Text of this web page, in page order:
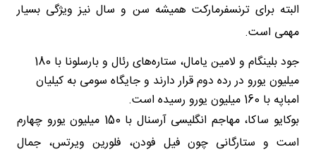
البته برای ترنسفرمارکت همیشه سن و سال نیز ویژگی بسیار
مهمی است.
جود بلینگام و لامین یامال، ستاره‌های رئال و بارسلونا با 180
میلیون یورو در رده‌ دوم قرار دارند و جایگاه سومی به کیلیان
امباپه با 160 میلیون یورو رسیده است.
بوکایو ساکا، مهاجم انگلیسی آرسنال با 150 میلیون یورو چهارم
است و ستارگانی چون فیل فودن، فلورین ویرتس، جمال